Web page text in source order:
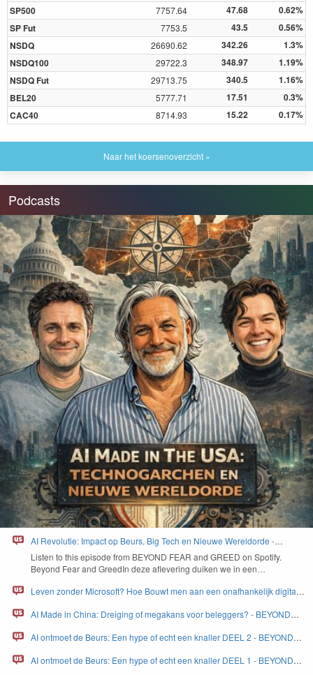
SP500
7757.64 47.68
0.62%
SP Fut
7753.5 43.5
0.56%
NSDQ
26690.62 342.26
1.3%
NSDQ100
29722.3 348.97
1.19%
NSDQ Fut
29713.75 340.5
1.16%
BEL20
5777.71 17.51
0.3%
CAC40
8714.93 15.22 0.17%
Naar het koersenoverzicht »
Podcasts
AI Revolutie: Impact op Beurs, Big Tech en Nieuwe Wereldorde -
BEYOND FEAR and GREED
Lis­ten to this episode from BEYOND FEAR and GREED on Spo­ti­fy.
Beyond Fear and Greed­In deze aflev­er­ing duiken we in een…
Leven zonder Microsoft? Hoe Bouwt men aan een onafhankelijk digitaal
AI Made in China: Dreiging of megakans voor beleggers? - BEYOND
AI ontmoet de Beurs: Een hype of echt een knaller DEEL 2 - BEYOND
AI ontmoet de Beurs: Een hype of echt een knaller DEEL 1 - BEYOND